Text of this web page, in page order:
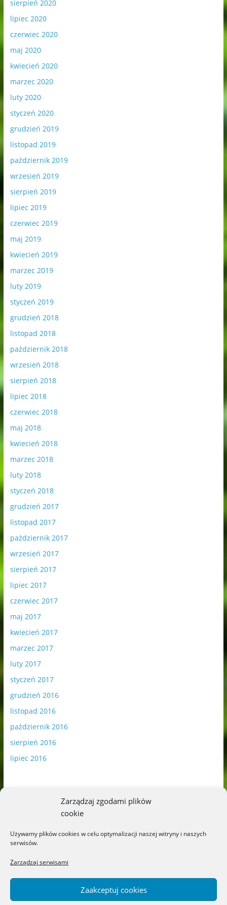
Zarządzaj zgodami plików
cookie
Używamy plików cookies w celu optymalizacji naszej witryny i naszych
serwisów.
Zarządzaj serwisami
Zaakceptuj cookies
sierpień 2020
lipiec 2020
czerwiec 2020
maj 2020
kwiecień 2020
marzec 2020
luty 2020
styczeń 2020
grudzień 2019
listopad 2019
październik 2019
wrzesień 2019
sierpień 2019
lipiec 2019
czerwiec 2019
maj 2019
kwiecień 2019
marzec 2019
luty 2019
styczeń 2019
grudzień 2018
listopad 2018
październik 2018
wrzesień 2018
sierpień 2018
lipiec 2018
czerwiec 2018
maj 2018
kwiecień 2018
marzec 2018
luty 2018
styczeń 2018
grudzień 2017
listopad 2017
październik 2017
wrzesień 2017
sierpień 2017
lipiec 2017
czerwiec 2017
maj 2017
kwiecień 2017
marzec 2017
luty 2017
styczeń 2017
grudzień 2016
listopad 2016
październik 2016
sierpień 2016
lipiec 2016